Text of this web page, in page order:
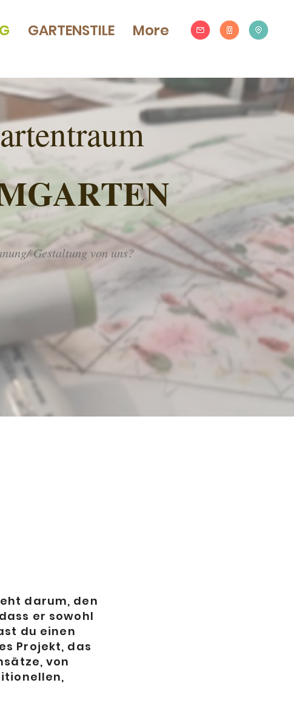
GARTENSTILE More
Gestaltung von uns?
darum, den
er sowohl
du einen
Projekt, das
von